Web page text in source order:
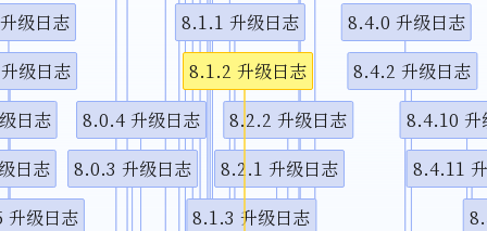
8.4.11
8.4.10 升
8.4.2 升级日志
8.4.0 升级日志
8.1.3 升级日志
8.2.1 升级日志
8.2.2 升级日志
8.1.2 升级日志
8.1.1 升级日志
8.0.4 升级日志
8.0.3 升级日志
升级日志
级日志
级日志
日志
日志